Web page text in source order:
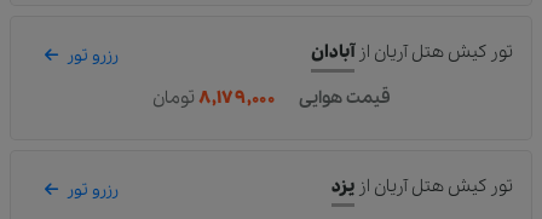
تور کیش هتل آریان ازآبادان رزرو تور
قیمت هوایی ۸,۱۷۹,۰۰۰ تومان
تور کیش هتل آریان از یزد رزرو تور